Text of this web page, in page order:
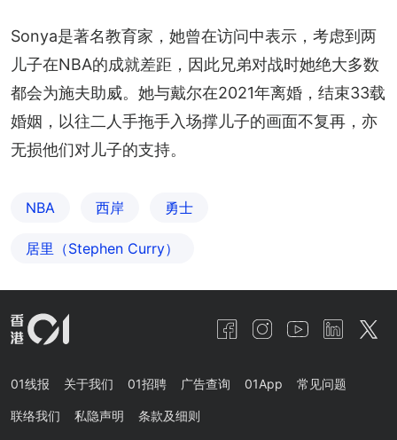
Sonya是著名教育家，她曾在访问中表示，考虑到两
儿子在NBA的成就差距，因此兄弟对战时她绝大多数
都会为施夫助威。她与戴尔在2021年离婚，结束33载
婚姻，以往二人手拖手入场撑儿子的画面不复再，亦
无损他们对儿子的支持。
NBA 西岸 勇士
居里（Stephen Curry）
01线报 关于我们 01招聘 广告查询 01App 常见问题
联络我们 私隐声明 条款及细则